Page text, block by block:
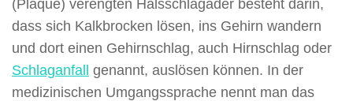
(Plaque) verengten Halsschlagader besteht darin,
dass sich Kalkbrocken lösen, ins Gehirn wandern
und dort einen Gehirnschlag, auch Hirnschlag oder
Schlaganfall genannt, auslösen können. In der
medizinischen Umgangssprache nennt man das